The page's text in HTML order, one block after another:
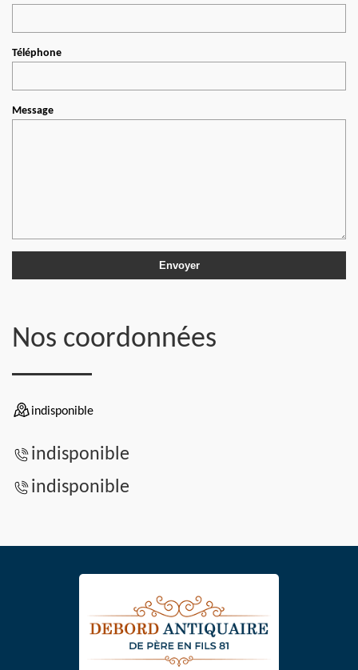
Téléphone
Message
Nos coordonnées
indisponible
indisponible
indisponible